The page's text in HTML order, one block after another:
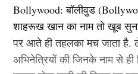
Bollywood:बॉलीवुड (
शाहरूख खान का नाम तो खूब
पर आते ही तहलका मच जाता
अभिनेत्रियों की जिनके नाम से